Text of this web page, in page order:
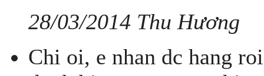
28/03/2014 Thu Hương
Chi oi, e nhan dc hang